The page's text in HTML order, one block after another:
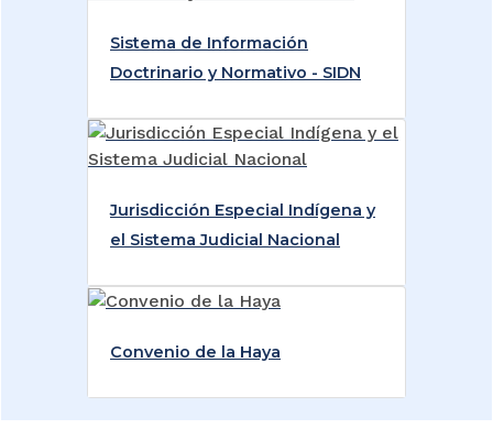
Sistema de Información
Doctrinario y Normativo - SIDN
Jurisdicción Especial Indígena y
el Sistema Judicial Nacional
Convenio de la Haya